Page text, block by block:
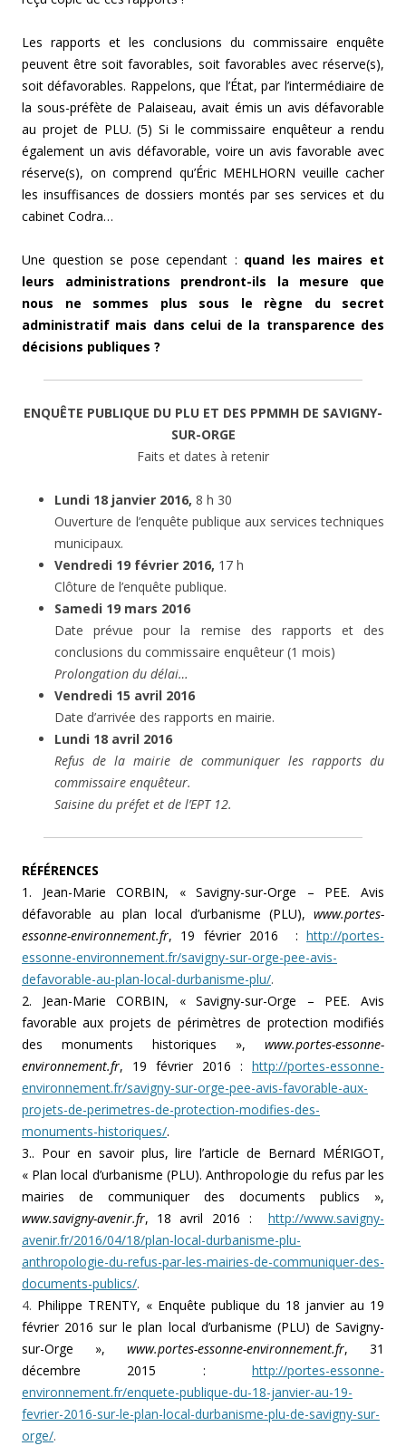
Les rapports et les conclusions du commissaire enquête
peuvent être soit favorables, soit favorables avec réserve(s),
soit défavorables. Rappelons, que l’État, par l’intermédiaire de
la sous-préfète de Palaiseau, avait émis un avis défavorable
au projet de PLU. (5) Si le commissaire enquêteur a rendu
également un avis défavorable, voire un avis favorable avec
réserve(s), on comprend qu’Éric MEHLHORN veuille cacher
les insuffisances de dossiers montés par ses services et du
cabinet Codra…
Une question se pose cependant : quand les maires et
leurs administrations prendront-ils la mesure que
nous ne sommes plus sous le règne du secret
administratif mais dans celui de la transparence des
décisions publiques ?
ENQUÊTE PUBLIQUE DU PLU ET DES PPMMH DE SAVIGNY-
SUR-ORGE
Faits et dates à retenir
Lundi 18 janvier 2016, 8 h 30
Ouverture de l’enquête publique aux services techniques
municipaux.
Vendredi 19 février 2016, 17 h
Clôture de l’enquête publique.
Samedi 19 mars 2016
Date prévue pour la remise des rapports et des
conclusions du commissaire enquêteur (1 mois)
Prolongation du délai…
Vendredi 15 avril 2016
Date d’arrivée des rapports en mairie.
Lundi 18 avril 2016
Refus de la mairie de communiquer les rapports du
commissaire enquêteur.
Saisine du préfet et de l’EPT 12.
RÉFÉRENCES
1. Jean-Marie CORBIN, « Savigny-sur-Orge – PEE. Avis
défavorable au plan local d’urbanisme (PLU), www.portes-
essonne-environnement.fr, 19 février 2016 : http://portes-
essonne-environnement.fr/savigny-sur-orge-pee-avis-
defavorable-au-plan-local-durbanisme-plu/.
2. Jean-Marie CORBIN, « Savigny-sur-Orge – PEE. Avis
favorable aux projets de périmètres de protection modifiés
des monuments historiques », www.portes-essonne-
environnement.fr, 19 février 2016 : http://portes-essonne-
environnement.fr/savigny-sur-orge-pee-avis-favorable-aux-
projets-de-perimetres-de-protection-modifies-des-
monuments-historiques/.
3.. Pour en savoir plus, lire l’article de Bernard MÉRIGOT,
« Plan local d’urbanisme (PLU). Anthropologie du refus par les
mairies de communiquer des documents publics »,
www.savigny-avenir.fr, 18 avril 2016 :
http://www.savigny-
avenir.fr/2016/04/18/plan-local-durbanisme-plu-
anthropologie-du-refus-par-les-mairies-de-communiquer-des-
documents-publics/.
4. Philippe TRENTY, « Enquête publique du 18 janvier au 19
février 2016 sur le plan local d’urbanisme (PLU) de Savigny-
sur-Orge », www.portes-essonne-environnement.fr, 31
décembre 2015 :
http://portes-essonne-
environnement.fr/enquete-publique-du-18-janvier-au-19-
fevrier-2016-sur-le-plan-local-durbanisme-plu-de-savigny-sur-
orge/.